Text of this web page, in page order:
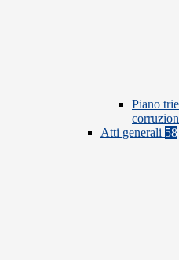
Piano
Atti generali 58